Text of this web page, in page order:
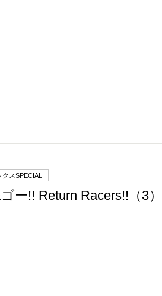
スSPECIAL
ー!! Return Racers!!（3）